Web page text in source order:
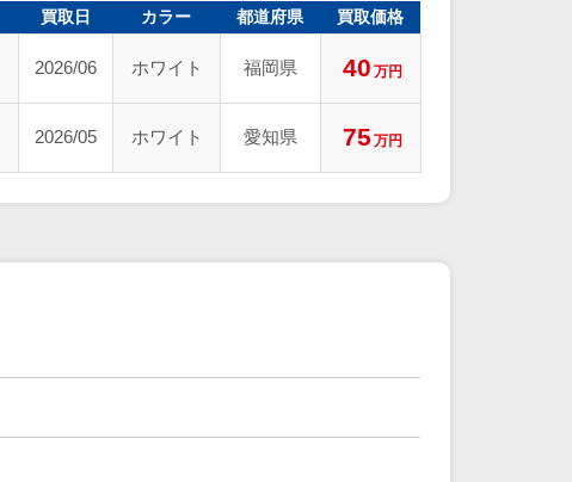
買取日 カラー 都道府県 買取価格
2026/06 ホワイト 福岡県 40 万円
2026/05 ホワイト 愛知県 75 万円